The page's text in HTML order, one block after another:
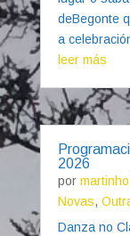
deBegonte
a
leer más
2026
por martinho
Novas,
Danza no